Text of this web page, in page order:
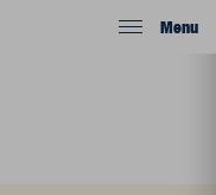
Menu